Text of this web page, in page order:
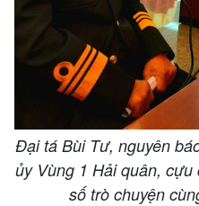
Đại tá Bùi Tư, nguyên
ủy Vùng 1 Hải quân,
số trò chuyện